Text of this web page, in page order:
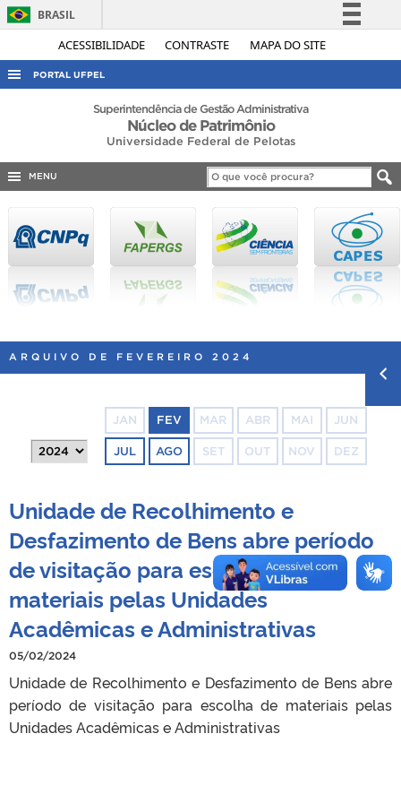
ACESSIBILIDADE CONTRASTE MAPA DO SITE
BRASIL
Simplifique!
Acesso à informação
Canais
PORTAL UFPEL
ACESSO À INFORMAÇÃO
EDITAIS
OUVIDORIA
Superintendência de Gestão Administrativa
Núcleo de Patrimônio
Universidade Federal de Pelotas
MENU
ARQUIVO DE FEVEREIRO 2024
JAN FEV MAR ABR MAI JUN
JUL AGO SET OUT NOV DEZ
Unidade de Recolhimento e
Desfazimento de Bens abre período
de visitação para escolha de
materiais pelas Unidades
Acadêmicas e Administrativas
05/02/2024
Unidade de Recolhimento e Desfazimento de Bens abre
período de visitação para escolha de materiais pelas
Unidades Acadêmicas e Administrativas